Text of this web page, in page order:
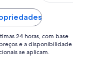
set.
a
3
de
set..
24 horas, com base
e a disponibilidade
se aplicam.